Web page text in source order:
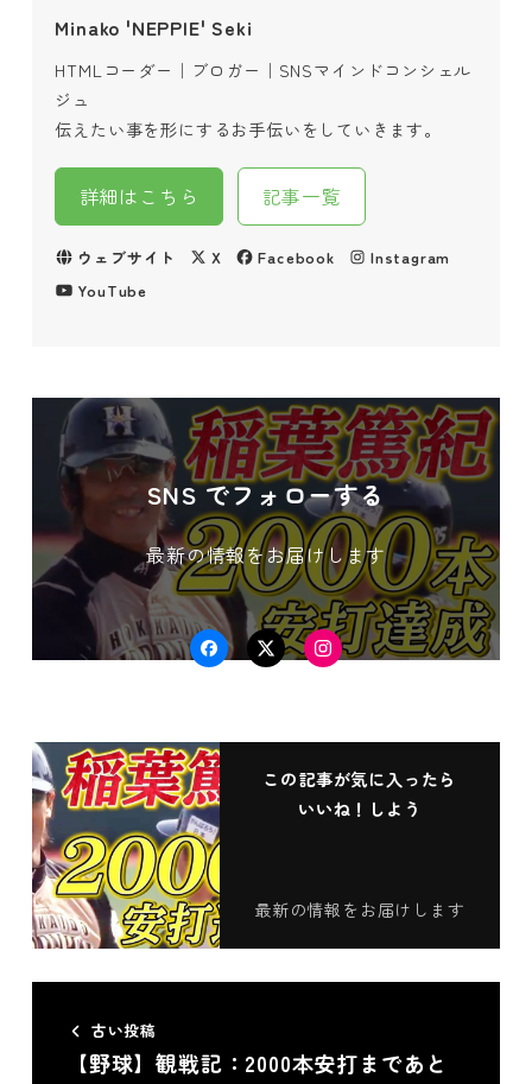
Minako 'NEPPIE' Seki
HTMLコーダー｜ブロガー｜SNSマインドコンシェル
ジュ
伝えたい事を形にするお手伝いをしていきます。
詳細はこちら 記事一覧
ウェブサイト X Facebook
Instagram
YouTube
SNS でフォローする
最新の情報をお届けします
FacebookTwitterInstagram
この記事が気に入ったら
いいね！しよう
最新の情報をお届けします
古い投稿
【野球】観戦記：2000本安打まであと